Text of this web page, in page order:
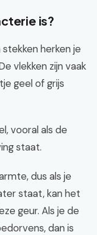
is?
herken je
vlekken zijn vaak
geel of grijs
vooral als de
staat.
dus als je
staat, kan het
geur. Als je de
dan is